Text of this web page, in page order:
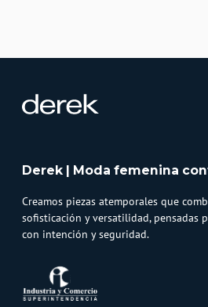
Derek | Moda femenina
Creamos piezas atemporales que
sofisticación y versatilidad, pensadas
con intención y seguridad.